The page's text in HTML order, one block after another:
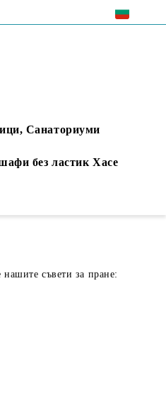
Санаториуми
без ластик Хасе
нашите съвети за пране: